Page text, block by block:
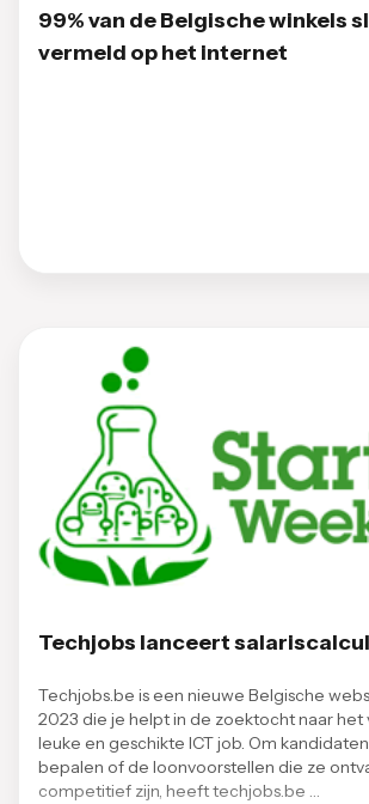
99% van de Belgische winkels
vermeld op het internet
Techjobs lanceert
Techjobs.be is een nieuwe Belgische
2023 die je helpt in de zoektocht naar het
leuke en geschikte ICT job. Om
bepalen of de loonvoorstellen die ze
competitief zijn, heeft techjobs.be …